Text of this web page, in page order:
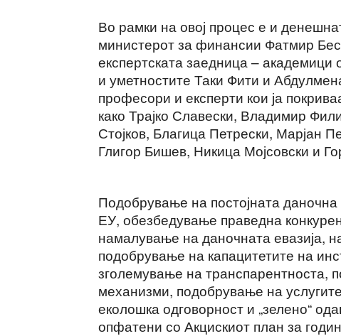
Во рамки на овој процес е и
министерот за финансии Фатмир
експертската заедница – академици
и уметностите Таки Фити и
професори и експерти кои ја
како Трајко Славески, Владимир
Стојков, Благица Петрески, Марјан
Глигор Бишев, Никица Мојсовски и
Подобрување на постојната
ЕУ, обезбедување праведна
намалување на даночната евазија,
подобрување на капацитетите на
зголемување на транспарентноста,
механизми, подобрување на
еколошка одговорност и „зелено“
опфатени со Акцискиот план за